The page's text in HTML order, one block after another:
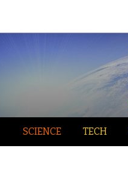
SCIENCE TECH